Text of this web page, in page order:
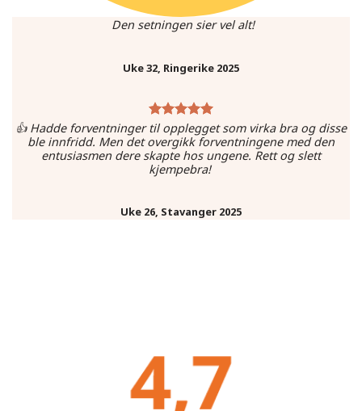
Den setningen sier vel alt!
Uke 32, Ringerike 2025
👍 Hadde forventninger til opplegget som virka bra og disse
ble innfridd. Men det overgikk forventningene med den
entusiasmen dere skapte hos ungene. Rett og slett
kjempebra!
Uke 26, Stavanger 2025